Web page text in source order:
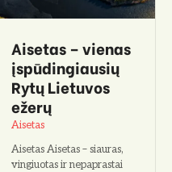
Aisetas – vienas
įspūdingiausių
Rytų Lietuvos
ežerų
Aisetas
Aisetas Aisetas – siauras,
vingiuotas ir nepaprastai